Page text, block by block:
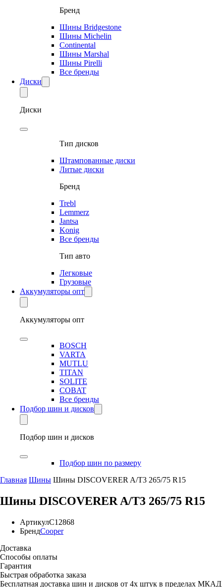
Бренд
Шины Bridgestone
Шины Michelin
Continental
Шины Marshal
Шины Pirelli
Все бренды
Диски
Диски
Тип дисков
Штампованные диски
Литые диски
Бренд
Trebl
Lemmerz
Jantsa
Konig
Все бренды
Тип авто
Легковые
Грузовые
Аккумуляторы опт
Аккумуляторы опт
BOSCH
VARTA
MUTLU
TITAN
SOLITE
COBAT
Все бренды
Подбор шин и дисков
Подбор шин и дисков
Подбор шин по размеру
Главная Шины Шины DISCOVERER A/T3 265/75 R15
Шины DISCOVERER A/T3 265/75 R15
АртикулC12868
БрендCooper
Доставка
Способы оплаты
Гарантия
Быстрая обработка заказа
Бесплатная доставка шин и дисков от 4х штук в пределах МКАД